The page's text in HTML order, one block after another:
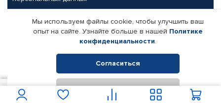
Партнерам
Корпоративным клиентам
Поставщикам
Реквизиты компании
© КАМАЗ ЦЕНТР ДОНЕЦК, 2015-2026. Все права защищены.
Интернет-магазин автомобильных товаров Автопрофи.
Мы используем файлы cookie, чтобы улучшить ваш
опыт на сайте. Узнайте больше в нашей Политике
конфиденциальности.
Согласиться
Отклонить
В корзину